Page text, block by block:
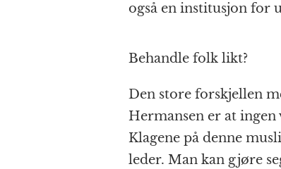
også en institusjon for
Behandle folk likt?
Den store forskjellen
Hermansen er at ingen
Klagene på denne
leder. Man kan gjøre